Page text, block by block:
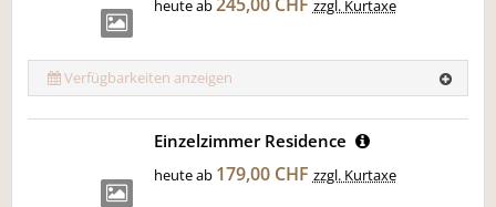
heute ab zzgl. Kurtaxe
Verfügbarkeiten anzeigen
Einzelzimmer Residence
heute ab 179,00 CHF zzgl. Kurtaxe